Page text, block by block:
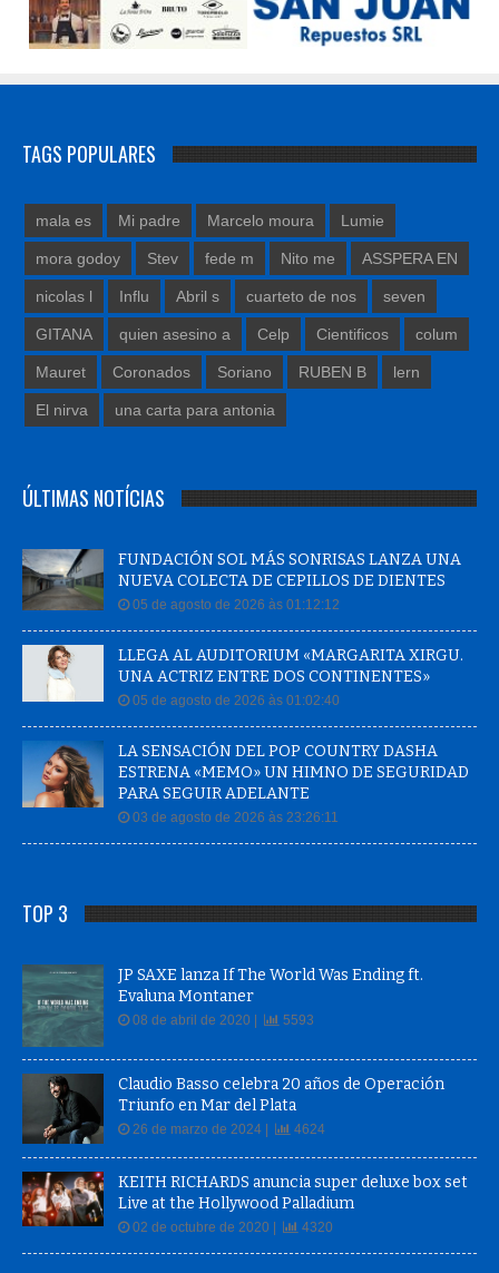
TAGS POPULARES
mala es Mi padre Marcelo moura Lumie
mora godoy Stev fede m Nito me ASSPERA EN
nicolas l Influ Abril s cuarteto de nos seven
GITANA quien asesino a Celp Cientificos colum
Mauret Coronados Soriano RUBEN B lern
El nirva una carta para antonia
ÚLTIMAS NOTÍCIAS
FUNDACIÓN SOL MÁS SONRISAS LANZA UNA
NUEVA COLECTA DE CEPILLOS DE DIENTES
05 de agosto de 2026 às 01:12:12
LLEGA AL AUDITORIUM «MARGARITA XIRGU.
UNA ACTRIZ ENTRE DOS CONTINENTES»
05 de agosto de 2026 às 01:02:40
LA SENSACIÓN DEL POP COUNTRY DASHA
ESTRENA «MEMO» UN HIMNO DE SEGURIDAD
PARA SEGUIR ADELANTE
03 de agosto de 2026 às 23:26:11
TOP 3
JP SAXE lanza If The World Was Ending ft.
Evaluna Montaner
08 de abril de 2020 | 5593
Claudio Basso celebra 20 años de Operación
Triunfo en Mar del Plata
26 de marzo de 2024 | 4624
KEITH RICHARDS anuncia super deluxe box set
Live at the Hollywood Palladium
02 de octubre de 2020 | 4320